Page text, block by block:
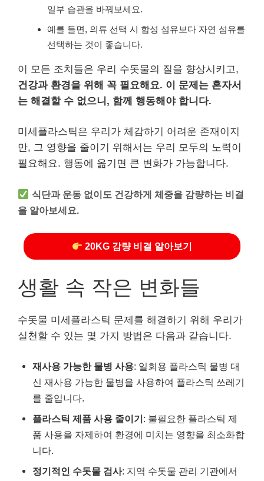
일부 습관을 바꿔보세요.
예를 들면, 의류 선택 시 합성 섬유보다 자연 섬유를
선택하는 것이 좋습니다.
이 모든 조치들은 우리 수돗물의 질을 향상시키고,
건강과 환경을 위해 꼭 필요해요. 이 문제는 혼자서
는 해결할 수 없으니, 함께 행동해야 합니다.
미세플라스틱은 우리가 체감하기 어려운 존재이지
만, 그 영향을 줄이기 위해서는 우리 모두의 노력이
필요해요. 행동에 옮기면 큰 변화가 가능합니다.
식단과 운동 없이도 건강하게 체중을 감량하는 비결
을 알아보세요.
20KG 감량 비결 알아보기
생활 속 작은 변화들
수돗물 미세플라스틱 문제를 해결하기 위해 우리가
실천할 수 있는 몇 가지 방법은 다음과 같습니다.
재사용 가능한 물병 사용: 일회용 플라스틱 물병 대
신 재사용 가능한 물병을 사용하여 플라스틱 쓰레기
를 줄입니다.
플라스틱 제품 사용 줄이기 : 불필요한 플라스틱 제
품 사용을 자제하여 환경에 미치는 영향을 최소화합
니다.
정기적인 수돗물 검사: 지역 수돗물 관리 기관에서